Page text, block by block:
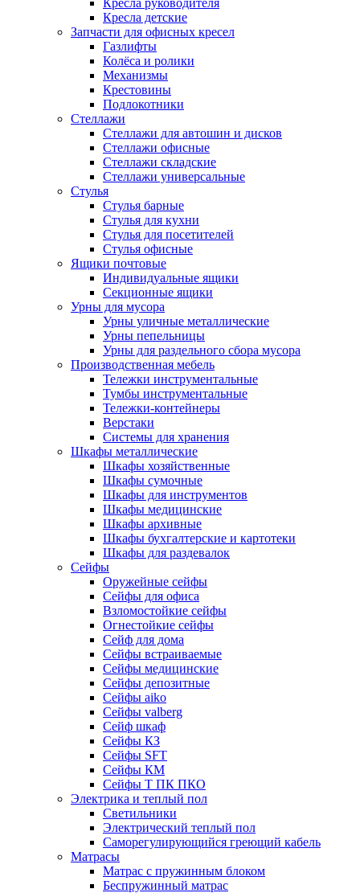
Кресла детские
Запчасти для офисных кресел
Газлифты
Колёса и ролики
Механизмы
Крестовины
Подлокотники
Стеллажи
Стеллажи для автошин и дисков
Стеллажи офисные
Стеллажи складские
Стеллажи универсальные
Стулья
Стулья барные
Стулья для кухни
Стулья для посетителей
Стулья офисные
Ящики почтовые
Индивидуальные ящики
Секционные ящики
Урны для мусора
Урны уличные металлические
Урны пепельницы
Урны для раздельного сбора мусора
Производственная мебель
Тележки инструментальные
Тумбы инструментальные
Тележки-контейнеры
Верстаки
Системы для хранения
Шкафы металлические
Шкафы хозяйственные
Шкафы сумочные
Шкафы для инструментов
Шкафы медицинские
Шкафы архивные
Шкафы бухгалтерские и картотеки
Шкафы для раздевалок
Сейфы
Оружейные сейфы
Сейфы для офиса
Взломостойкие сейфы
Огнестойкие сейфы
Cейф для дома
Сейфы встраиваемые
Сейфы медицинские
Сейфы депозитные
Сейфы aiko
Сейфы valberg
Сейф шкаф
Сейфы КЗ
Сейфы SFT
Сейфы КМ
Сейфы Т ПК ПКО
Электрика и теплый пол
Светильники
Электрический теплый пол
Саморегулирующийся греющий кабель
Матрасы
Матрас с пружинным блоком
Беспружинный матрас